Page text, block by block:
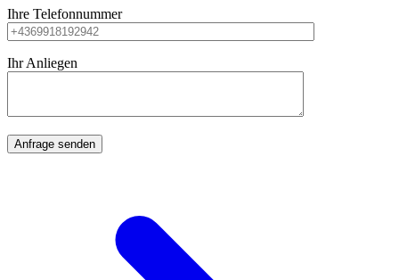
Ihre Telefonnummer
Ihr Anliegen